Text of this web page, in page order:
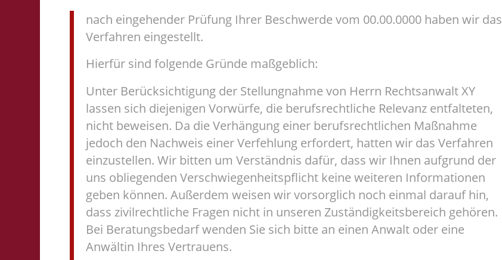
nach eingehender Prüfung Ihrer Beschwerde vom 00.00.0000 haben wir das
Verfahren eingestellt.
Hierfür sind folgende Gründe maßgeblich:
Unter Berücksichtigung der Stellungnahme von Herrn Rechtsanwalt XY
lassen sich diejenigen Vorwürfe, die berufsrechtliche Relevanz entfalteten,
nicht beweisen. Da die Verhängung einer berufsrechtlichen Maßnahme
jedoch den Nachweis einer Verfehlung erfordert, hatten wir das Verfahren
einzustellen. Wir bitten um Verständnis dafür, dass wir Ihnen aufgrund der
uns obliegenden Verschwiegenheitspflicht keine weiteren Informationen
geben können. Außerdem weisen wir vorsorglich noch einmal darauf hin,
dass zivilrechtliche Fragen nicht in unseren Zuständigkeitsbereich gehören.
Bei Beratungsbedarf wenden Sie sich bitte an einen Anwalt oder eine
Anwältin Ihres Vertrauens.